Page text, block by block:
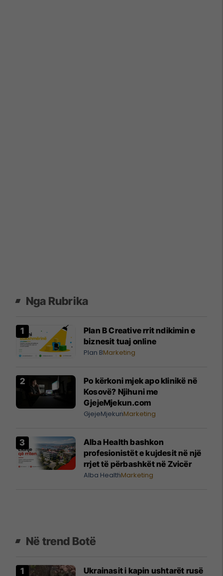
Nga Rubrika
Plan B Creative rrit ndikimin e
biznesit tuaj online
Plan BMarketing
Po kërkoni mjek apo klinikë në
Kosovë? Njihuni me
GjejeMjekun.com
GjejeMjekunMarketing
Alba Health bashkon
profesionistët e kujdesit në një
rrjet të përbashkët në Zvicër
Alba HealthMarketing
Në trend Botë
Ukrainasit i kapin ushtarët rusë